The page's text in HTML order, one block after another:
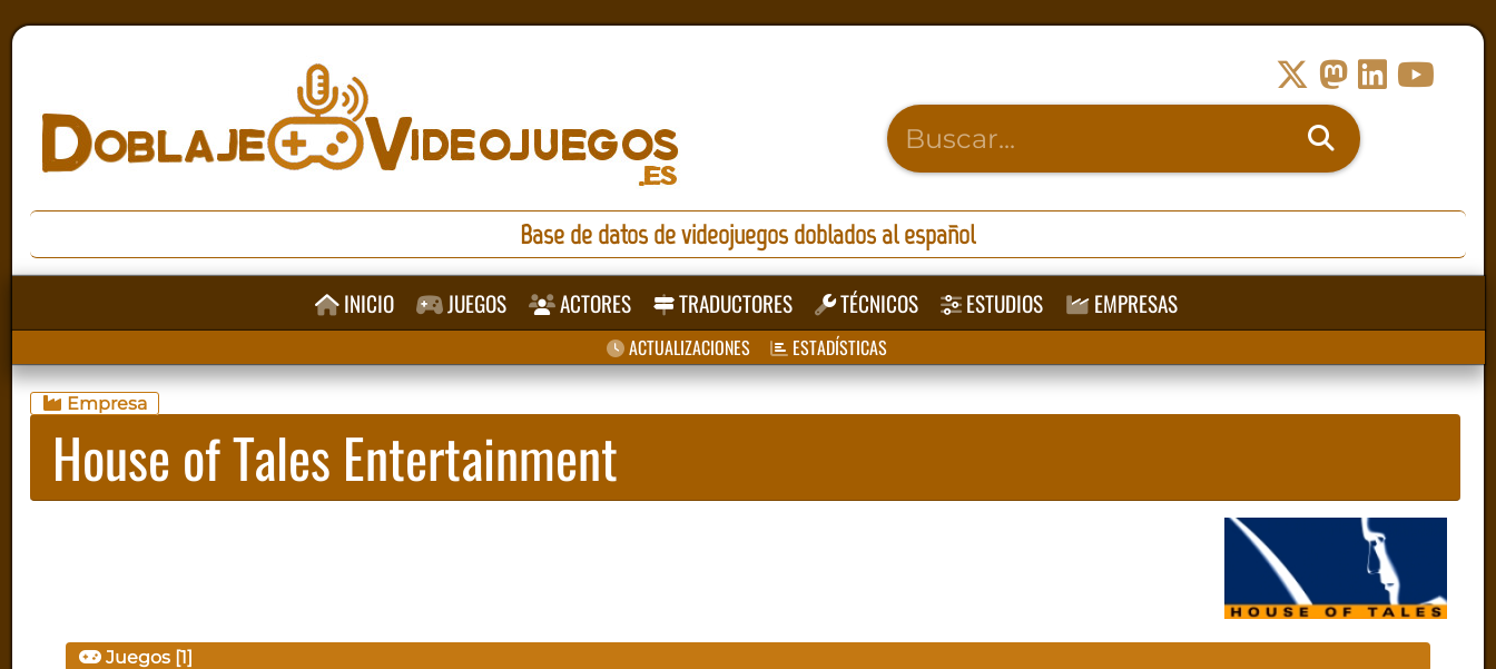
Base de datos de videojuegos doblados al español
INICIO JUEGOS ACTORES TRADUCTORES TÉCNICOS ESTUDIOS EMPRESAS
ACTUALIZACIONES ESTADÍSTICAS
Empresa
House of Tales Entertainment
Juegos [1]